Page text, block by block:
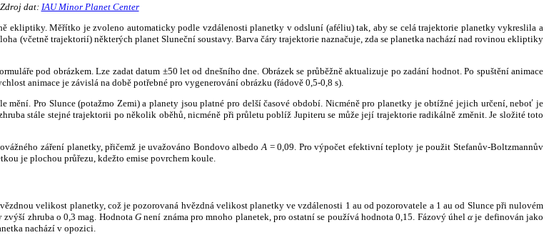
Zdroj dat: IAU Minor Planet Center
ekliptiky. Měřítko je zvoleno automaticky podle vzdálenosti planetky v odsluní (aféliu) tak, aby se celá trajektorie planetky vykreslila a
(včetně trajektorií) některých planet Sluneční soustavy. Barva čáry trajektorie naznačuje, zda se planetka nachází nad rovinou ekliptiky
pod obrázkem. Lze zadat datum ±50 let od dnešního dne. Obrázek se průběžně aktualizuje po zadání hodnot. Po spuštění animace
animace je závislá na době potřebné pro vygenerování obrázku (řádově 0,5-0,8 s).
mění. Pro Slunce (potažmo Zemi) a planety jsou platné pro delší časové období. Nicméně pro planetky je obtížné jejich určení, neboť je
stále stejné trajektorii po několik oběhů, nicméně při průletu poblíž Jupiteru se může její trajektorie radikálně změnit. Je složité toto
záření planetky, přičemž je uvažováno Bondovo albedo A = 0,09. Pro výpočet efektivní teploty je použit Stefanův-Boltzmannův
je plochou průřezu, kdežto emise povrchem koule.
velikost planetky, což je pozorovaná hvězdná velikost planetky ve vzdálenosti 1 au od pozorovatele a 1 au od Slunce při nulovém
zvýší zhruba o 0,3 mag. HodnotaG není známa pro mnoho planetek, pro ostatní se používá hodnota 0,15. Fázový úhelα je definován jako
nachází v opozici.